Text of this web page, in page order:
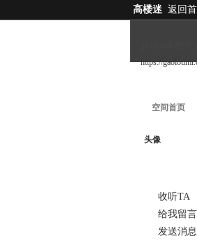
高楼迷 返回
https://
空间首页
头像
收听TA
给我留言
发送消息